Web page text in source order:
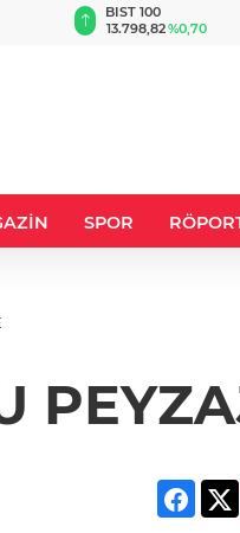
BIST 100
13.798,82%0,70
SPOR